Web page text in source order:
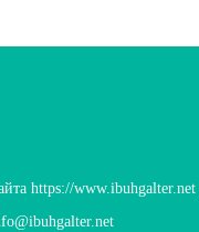
https://www.ibuhgalter.net